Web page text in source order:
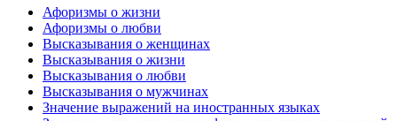
Афоризмы о жизни
Афоризмы о любви
Высказывания о женщинах
Высказывания о жизни
Высказывания о любви
Высказывания о мужчинах
Значение выражений на иностранных языках